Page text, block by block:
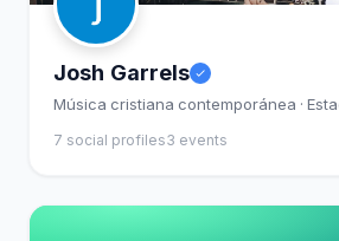
Josh Garrels
Música cristiana contemporánea ·
7 social profiles3 events